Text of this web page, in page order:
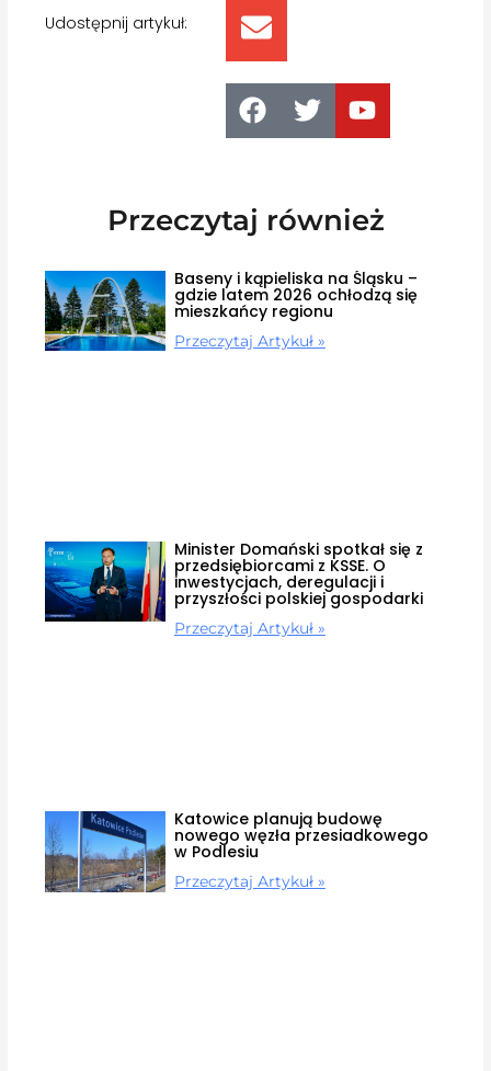
Udostępnij artykuł:
Przeczytaj również
Baseny i kąpieliska na Śląsku –
gdzie latem 2026 ochłodzą się
mieszkańcy regionu
Przeczytaj Artykuł »
Minister Domański spotkał się z
przedsiębiorcami z KSSE. O
inwestycjach, deregulacji i
przyszłości polskiej gospodarki
Przeczytaj Artykuł »
Katowice planują budowę
nowego węzła przesiadkowego
w Podlesiu
Przeczytaj Artykuł »